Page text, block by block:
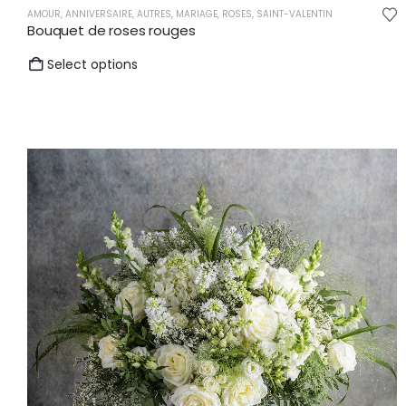
AMOUR, ANNIVERSAIRE, AUTRES, MARIAGE, ROSES, SAINT-VALENTIN
Bouquet de roses rouges
Select options